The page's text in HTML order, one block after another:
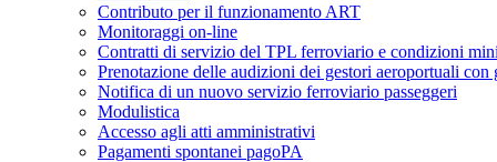
Contributo per il funzionamento ART
Monitoraggi on-line
Contratti di servizio del TPL ferroviario e condizioni
Prenotazione delle audizioni dei gestori aeroportuali con
Notifica di un nuovo servizio ferroviario passeggeri
Modulistica
Accesso agli atti amministrativi
Pagamenti spontanei pagoPA